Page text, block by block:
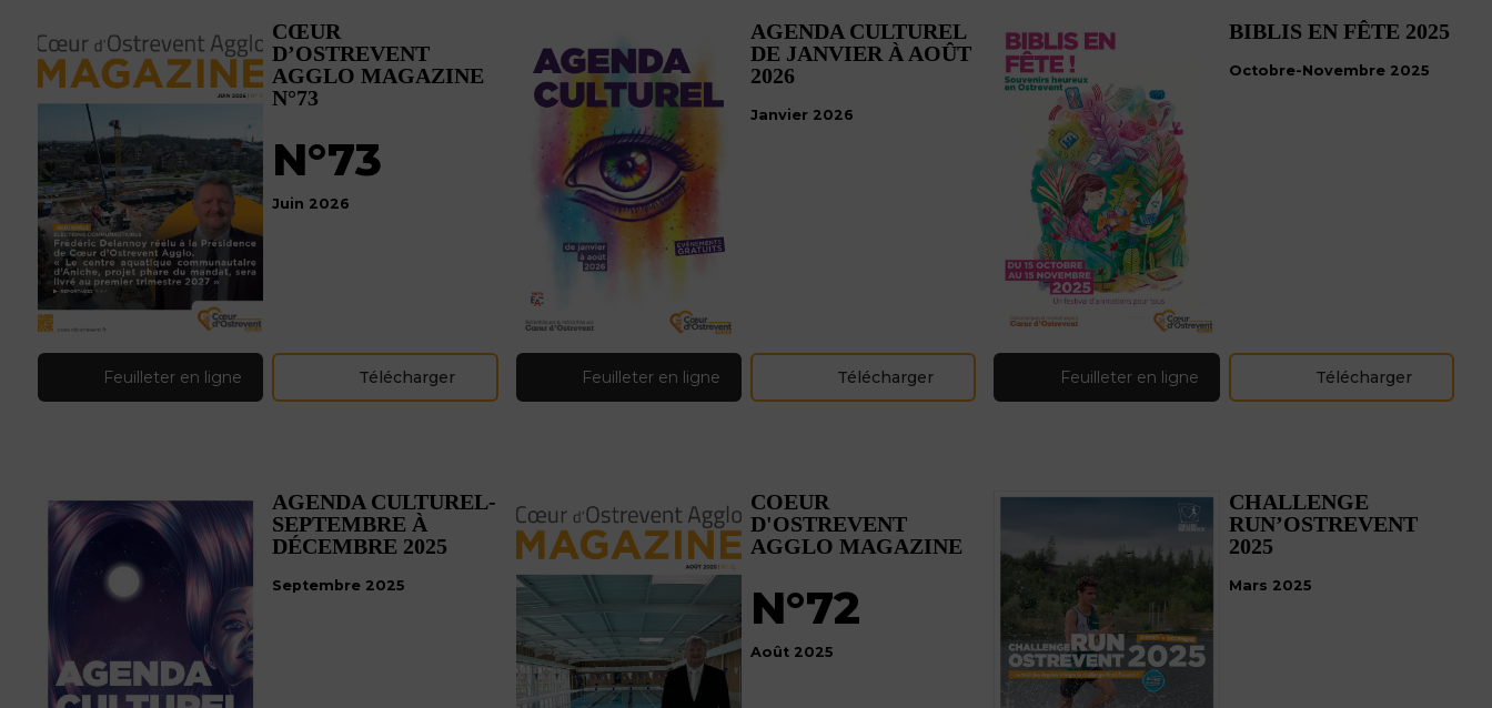
Se déplacer à vélo et à pied
Des bus gratuits 7 jours sur 7
SOLIDARITÉ ET DISPOSITIFS COUPS DE POUCE
La Politique de la Ville
Le Point d’Appui Associatif
Le Comité Local d’Aide aux Projets
Prévention de la délinquance
Le dispositif permis de louer
Le dispositif permis de diviser
L’OPAH-RU
Vous habitez une cité minière (ERBM)
AUTORISATION DU DROIT DES SOLS
Eau et assainissement
CŒUR
D’OSTREVENT
AGGLO MAGAZINE
N°73
N°73
Juin 2026
Feuilleter en ligne Télécharger
AGENDA CULTUREL
DE JANVIER À AOÛT
2026
Janvier 2026
Feuilleter en ligne Télécharger
BIBLIS EN FÊTE 2025
Octobre-Novembre 2025
Feuilleter en ligne Télécharger
AGENDA CULTUREL-
SEPTEMBRE À
DÉCEMBRE 2025
Septembre 2025
COEUR
D'OSTREVENT
AGGLO MAGAZINE
N°72
Août 2025
CHALLENGE
RUN’OSTREVENT
2025
Mars 2025